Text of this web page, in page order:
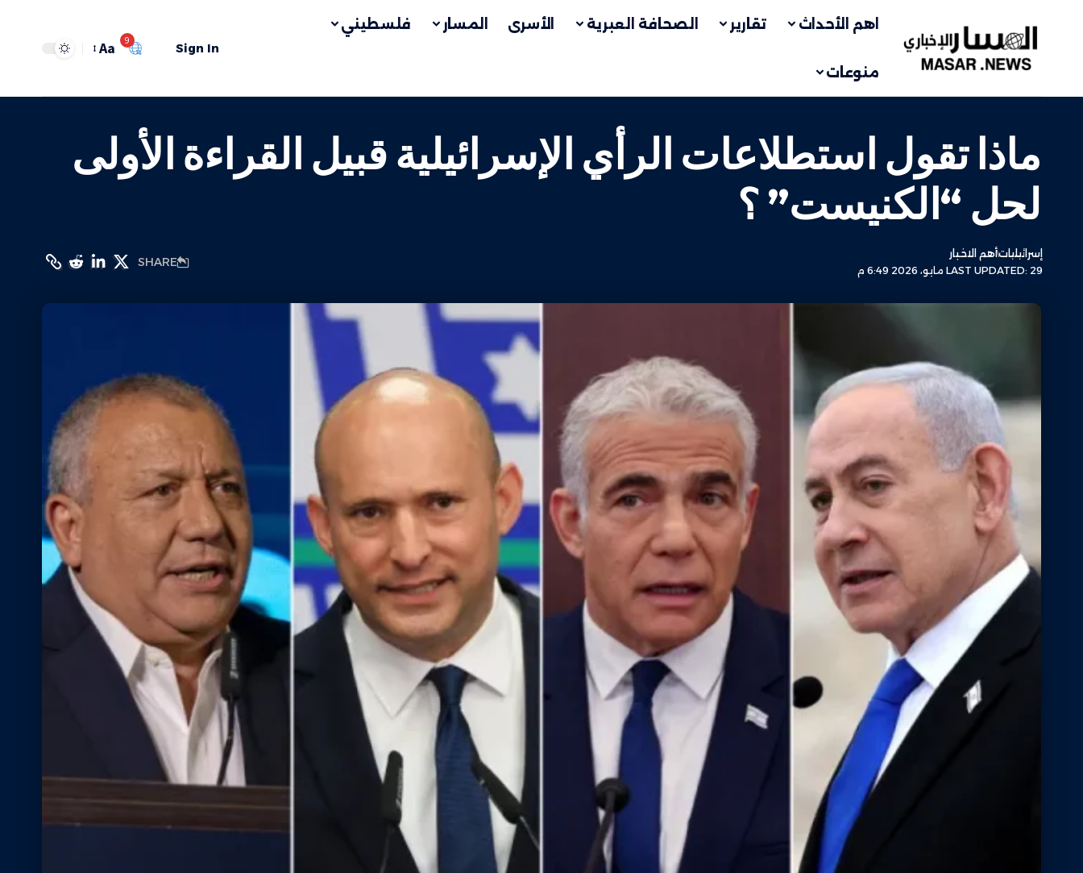
اهم الأحداث تقارير الصحافة العبرية الأسرى المسار فلسطيني
منوعات
Sign In
9
Aa
ماذا تقول استطلاعات الرأي الإسرائيلية قبيل القراءة الأولى
لحل “الكنيست” ؟
LAST UPDATED: 29 مايو، 2026 6:49 م
إسرائيلياتأهم الاخبار
SHARE